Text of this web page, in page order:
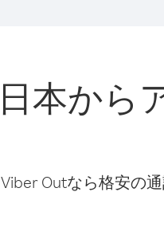
日本から
Viber Outなら格安の